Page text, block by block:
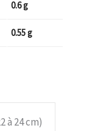
0.6 g
0.55 g
à 24 cm)